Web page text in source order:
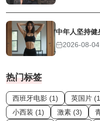
中年人坚持健
2026-08-04
热门标签
西班牙电影 (1) 英国片
小西装 (1)
激素 (3)